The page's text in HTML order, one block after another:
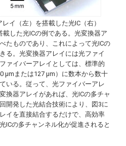
イ（左）を搭載した光IC（右）
した光ICの例である。光変換器ア
たものであり、これによって光ICの
る。光変換器アレイには光ファイ
ァイバーアレイとしては、標準的
µmまたは127 µm）に数本から数十
いる。従って、光ファイバーアレ
換器アレイがあれば、光ICの多チャ
開発した光結合技術により、図3に
イを直接結合するだけで、高効率
ICの多チャンネル化が促進されると